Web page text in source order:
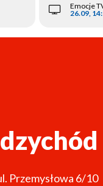
Emocje
26.09,
Przemysłowa 6/10